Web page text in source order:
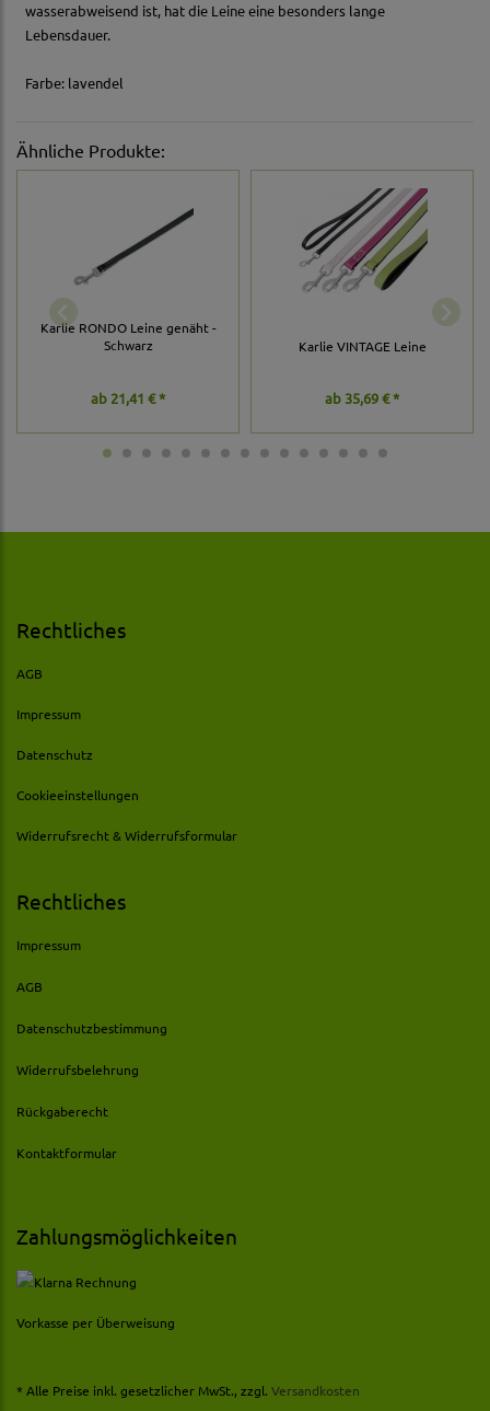
wasserabweisend ist, hat die Leine eine besonders lange
Lebensdauer.
Farbe: lavendel
Ähnliche Produkte:
Karlie RONDO Leine genäht -
Schwarz
ab 21,41 € *
Karlie VINTAGE Leine
ab 35,69 € *
Rechtliches
AGB
Impressum
Datenschutz
Cookieeinstellungen
Widerrufsrecht & Widerrufsformular
Rechtliches
Impressum
AGB
Datenschutzbestimmung
Widerrufsbelehrung
Rückgaberecht
Kontaktformular
Zahlungsmöglichkeiten
Vorkasse per Überweisung
* Alle Preise inkl. gesetzlicher MwSt., zzgl. Versandkosten